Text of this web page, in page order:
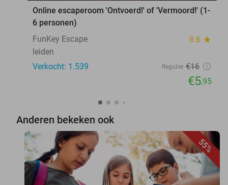
Online escaperoom 'Ontvoerd!' of 'Vermoord!' (1-
6 personen)
FunKey Escape
8.6 star
leiden
Verkocht: 1.539
Regulier €16
€5,95
Anderen bekeken ook
55%